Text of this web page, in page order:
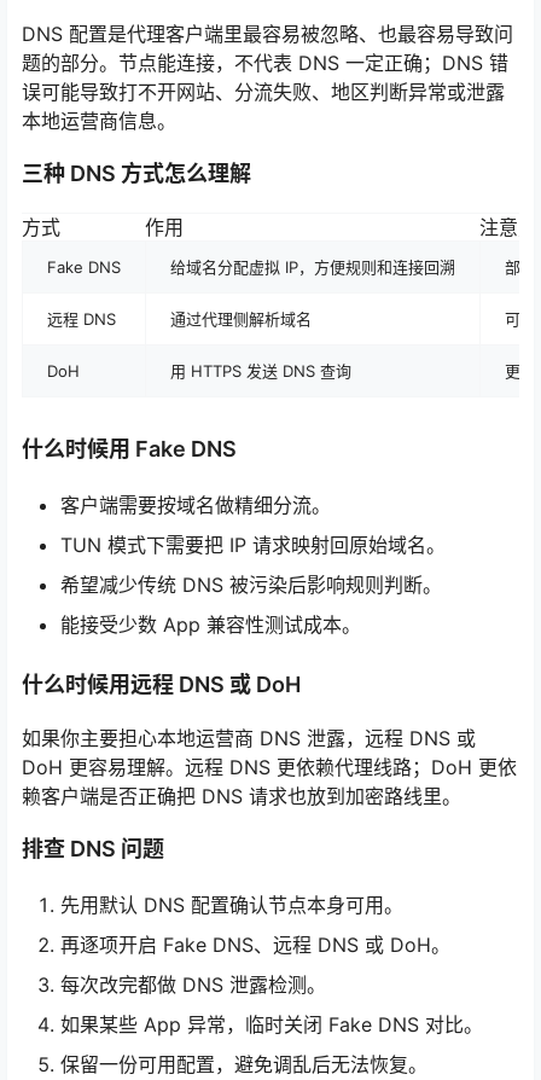
DNS 配置是代理客户端里最容易被忽略、也最容易导致问
题的部分。节点能连接，不代表 DNS 一定正确；DNS 错
误可能导致打不开网站、分流失败、地区判断异常或泄露
本地运营商信息。
三种 DNS 方式怎么理解
方式 作用 注意点
Fake DNS 给域名分配虚拟 IP，方便规则和连接回溯 部分
远程 DNS 通过代理侧解析域名 可以
DoH 用 HTTPS 发送 DNS 查询 更难
什么时候用 Fake DNS
客户端需要按域名做精细分流。
TUN 模式下需要把 IP 请求映射回原始域名。
希望减少传统 DNS 被污染后影响规则判断。
能接受少数 App 兼容性测试成本。
什么时候用远程 DNS 或 DoH
如果你主要担心本地运营商 DNS 泄露，远程 DNS 或
DoH 更容易理解。远程 DNS 更依赖代理线路；DoH 更依
赖客户端是否正确把 DNS 请求也放到加密路线里。
排查 DNS 问题
先用默认 DNS 配置确认节点本身可用。
再逐项开启 Fake DNS、远程 DNS 或 DoH。
每次改完都做 DNS 泄露检测。
如果某些 App 异常，临时关闭 Fake DNS 对比。
保留一份可用配置，避免调乱后无法恢复。